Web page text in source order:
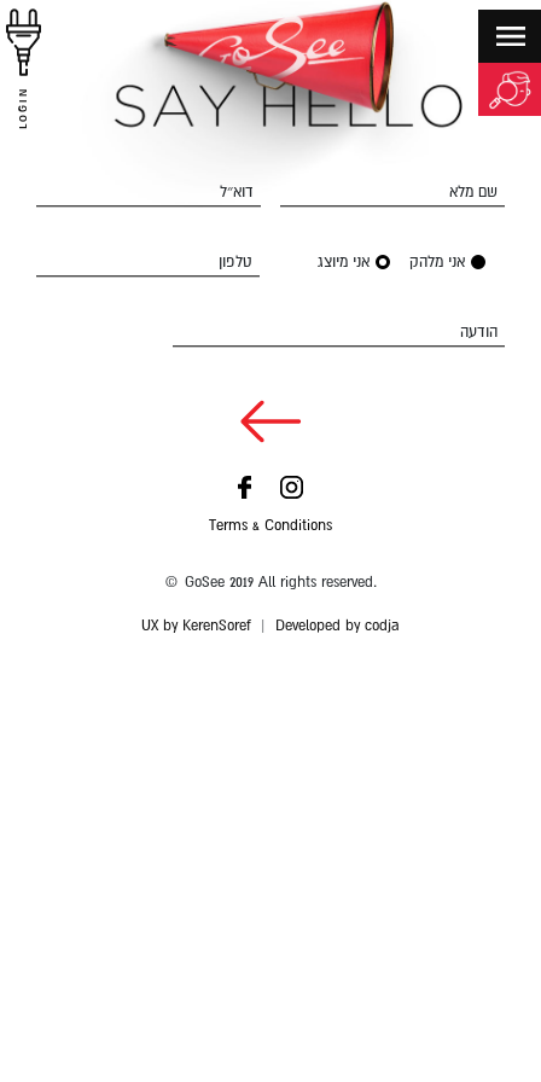
LOGIN
שם מלא דוא״ל
אני מלהק אני מיוצג טלפון
הודעה
Terms & Conditions
© GoSee 2019 All rights reserved.
UX by KerenSoref Developed by codja